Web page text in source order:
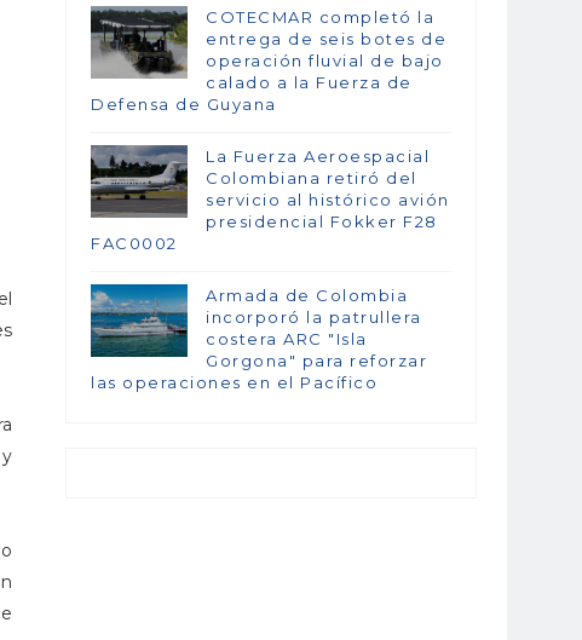
COTECMAR completó la
entrega de seis botes de
operación fluvial de bajo
calado a la Fuerza de
Defensa de Guyana
La Fuerza Aeroespacial
Colombiana retiró del
servicio al histórico avión
presidencial Fokker F28
FAC0002
Armada de Colombia
incorporó la patrullera
costera ARC "Isla
Gorgona" para reforzar
las operaciones en el Pacífico